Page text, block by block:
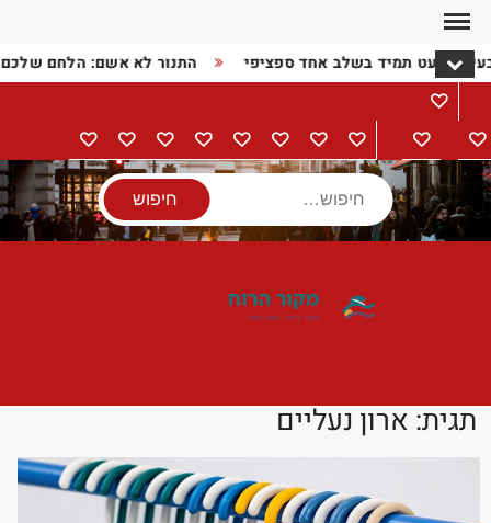
Skip
content
התנור לא אשם: הלחם כמעט תמיד בשלב אחד ספציפי
דף
הבית
מתכונים
בישול הורים
וילדים
מתנותמוצרי
חשמל
טיוליםאודותצור
קשר
מדיניות
פרטיות
הצהרת
נגישות
חיפוש
תגית: ארון נעליים